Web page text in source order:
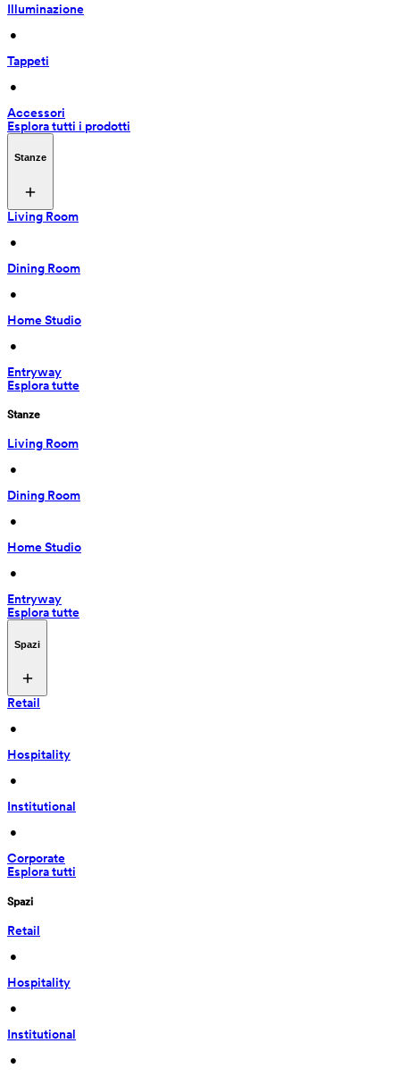
Illuminazione
•
Tappeti
•
Accessori
Esplora tutti i prodotti
Stanze
Living Room
•
Dining Room
•
Home Studio
•
Entryway
Esplora tutte
Stanze
Living Room
•
Dining Room
•
Home Studio
•
Entryway
Esplora tutte
Spazi
Retail
•
Hospitality
•
Institutional
•
Corporate
Esplora tutti
Spazi
Retail
•
Hospitality
•
Institutional
•